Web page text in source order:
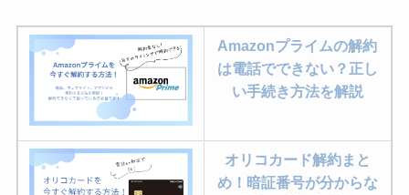
Amazonプライムの解約
は電話でできない？正し
い手続き方法を解説
オリコカード解約まと
め！暗証番号が分からな